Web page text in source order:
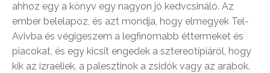
ahhoz egy a könyv egy nagyon jó kedvcsináló. Az
ember belelapoz, és azt mondja, hogy elmegyek Tel-
Avivba és végigeszem a legfinomabb éttermeket és
piacokat, és egy kicsit engedek a sztereotípiáról, hogy
kik az izraeliek, a palesztinok a zsidók vagy az arabok.